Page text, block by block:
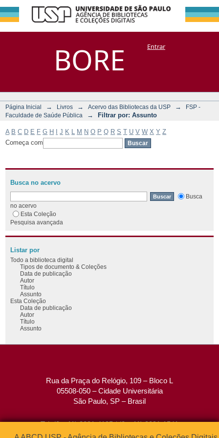
BORE
Filtrar por:
Assunto
DSpace/Manakin + CoriscoEntrar
Página Inicial → Livros → Acervo das Bibliotecas da USP →
FSP -
Faculdade de Saúde Pública
→ Filtrar por: Assunto
A B C D E F G H J K M N O P Q R S T U V W X Y Z
Começa com
Busca no acervo
Busca
no acervo
Esta Coleção
Pesquisa avançada
Listar por
Todo a biblioteca digital
Tipos de documento & Coleções
Data de publicação
Autor
Título
Assunto
Esta Coleção
Data de publicação
Autor
Título
Assunto
Rua da Praça do Relógio, 109 – Bloco L
05508-050 – Cidade Universitária
São Paulo, SP – Brasil
Tel: (0xx11) 3091-4195 / (0xx11) 3091-1541
Fax: (0xx11) 3091-1567